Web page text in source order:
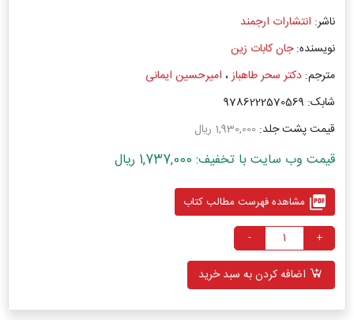
ناشر: انتشارات ارجمند
نویسنده:جان کابات زین
مترجم: دکتر سحر طاهباز، امیرحسین ایمانی
شابک: 9786222570569
قیمت پشت جلد: 1,930,000 ریال
قیمت وب سایت با تخفیف: 1,737,000 ریال
picture_as_pdf مشاهده فهرست مطالب کتاب
+
-
اضافه کردن به سبد خرید